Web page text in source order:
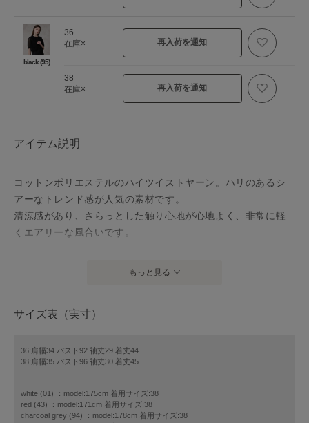
black (95)
36
在庫×
再入荷を通知
38
在庫×
再入荷を通知
アイテム説明
コットンポリエステルのハイツイストヤーン。ハリのあるシ
アーなトレンド感が人気の素材です。
清涼感があり、さらっとした触り心地が心地よく、非常に軽
くエアリーな風合いです。
丈と、カジュアルになりすぎないサイズ感。
同色染めのシェルボタンも夏らしいアクセントです。
りとしても最適でお勧め。
もっと見る
サイズ表（実寸）
36:肩幅34 バスト92 袖丈29 着丈44
38:肩幅35 バスト96 袖丈30 着丈45
white (01) ：model:175cm 着用サイズ:38
red (43) ：model:171cm 着用サイズ:38
charcoal grey (94) ：model:178cm 着用サイズ:38